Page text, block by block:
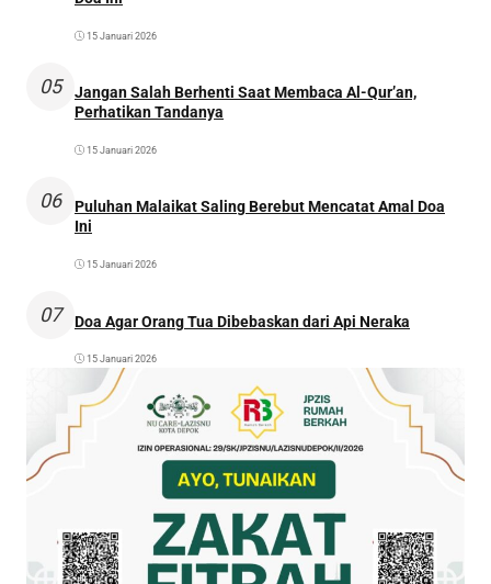
15 Januari 2026
05
Jangan Salah Berhenti Saat Membaca Al-Qur’an,
Perhatikan Tandanya
15 Januari 2026
06
Puluhan Malaikat Saling Berebut Mencatat Amal Doa
Ini
15 Januari 2026
07 Doa Agar Orang Tua Dibebaskan dari Api Neraka
15 Januari 2026